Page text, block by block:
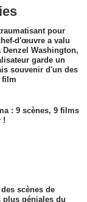
pour
d'œuvre a valu
Denzel Washington,
garde un
souvenir d'un des
film
: 9 scènes, 9 films
!
scènes de
plus géniales du